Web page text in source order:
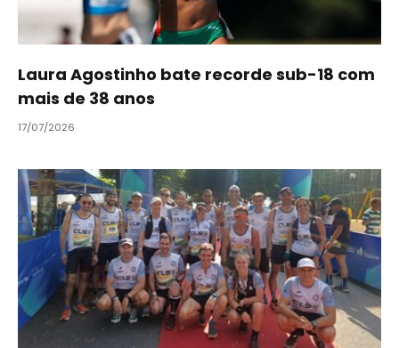
Laura Agostinho bate recorde sub-18 com
mais de 38 anos
17/07/2026